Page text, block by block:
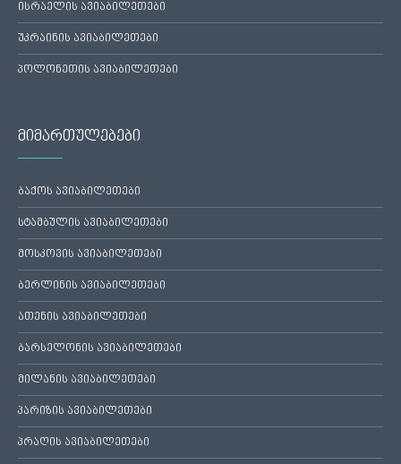
ისრაელის ავიაბილეთები
უკრაინის ავიაბილეთები
პოლონეთის ავიაბილეთები
მიმართულებები
ბაქოს ავიაბილეთები
სტამბულის ავიაბილეთები
მოსკოვის ავიაბილეთები
ბერლინის ავიაბილეთები
ათენის ავიაბილეთები
ბარსელონის ავიაბილეთები
მილანის ავიაბილეთები
პარიზის ავიაბილეთები
პრაღის ავიაბილეთები